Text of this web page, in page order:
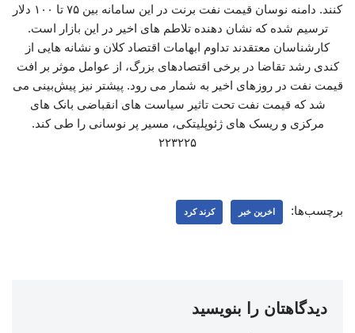
کنند. دامنه نوسان قیمت نفت برنت در این سامانه بین ۷۵ تا ۱۰۰ دلار
ترسیم شده که نشان دهنده تلاطم های اخیر در این بازار است.
کارشناسان معتقدند تداوم ابهامات اقتصاد کلان و نشانه هایی از
کندی رشد تقاضا در برخی اقتصادهای بزرگ، از عوامل موثر بر افت
قیمت نفت در روزهای اخیر به شمار می رود. پیشتر نیز پیش‌بینی می
شد که قیمت نفت تحت تاثیر سیاست های انقباضی بانک های
مرکزی و ریسک های ژئوپلیتکی، مسیر پر نوسانی را طی کند.
۲۲۳۲۲۵
برچسب‌ها: اخرین خبر کرند کرد
دیدگاهتان را بنویسید